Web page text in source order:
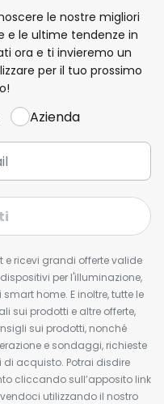
le nostre migliori
e le ultime tendenze in
ora e ti invieremo un
per il tuo prossimo
Azienda
e ricevi grandi offerte valide
per l'illuminazione,
home. E inoltre, tutte le
sui prodotti e altre offerte,
sui prodotti, nonché
e sondaggi, richieste
acquisto. Potrai disdire
cliccando sull’apposito link
utilizzando il nostro